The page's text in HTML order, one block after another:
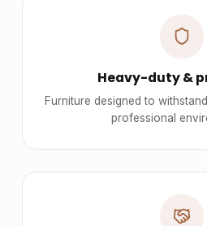
Heavy-duty &
Furniture designed to
professional